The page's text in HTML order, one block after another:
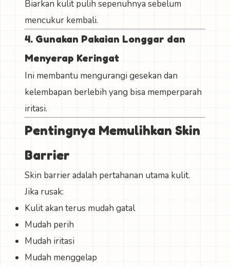
Biarkan kulit pulih sepenuhnya sebelum
mencukur kembali.
4. Gunakan Pakaian Longgar dan
Menyerap Keringat
Ini membantu mengurangi gesekan dan
kelembapan berlebih yang bisa memperparah
iritasi.
Pentingnya Memulihkan Skin
Barrier
Skin barrier adalah pertahanan utama kulit.
Jika rusak:
Kulit akan terus mudah gatal
Mudah perih
Mudah iritasi
Mudah menggelap